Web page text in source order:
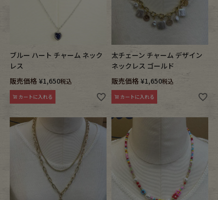
ブルー ハート チャーム ネック
レス
販売価格 ¥1,650税込
カートに入れる
太チェーン チャーム デザイン
ネックレス ゴールド
販売価格 ¥1,650税込
カートに入れる